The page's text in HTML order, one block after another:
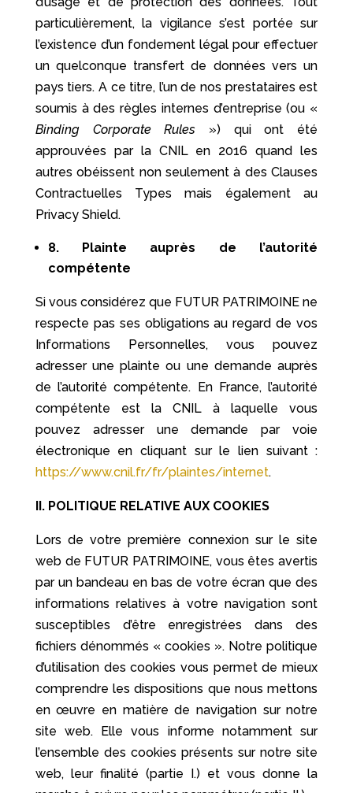
particulièrement, la vigilance s’est portée sur
l’existence d’un fondement légal pour effectuer
un quelconque transfert de données vers un
pays tiers. A ce titre, l’un de nos prestataires est
soumis à des règles internes d’entreprise (ou «
Binding Corporate Rules ») qui ont été
approuvées par la CNIL en 2016 quand les
autres obéissent non seulement à des Clauses
Contractuelles Types mais également au
Privacy Shield.
8. Plainte auprès de l’autorité
compétente
Si vous considérez que FUTUR PATRIMOINE ne
respecte pas ses obligations au regard de vos
Informations Personnelles, vous pouvez
adresser une plainte ou une demande auprès
de l’autorité compétente. En France, l’autorité
compétente est la CNIL à laquelle vous
pouvez adresser une demande par voie
électronique en cliquant sur le lien suivant :
https://www.cnil.fr/fr/plaintes/internet.
II. POLITIQUE RELATIVE AUX COOKIES
Lors de votre première connexion sur le site
web de FUTUR PATRIMOINE, vous êtes avertis
par un bandeau en bas de votre écran que des
informations relatives à votre navigation sont
susceptibles d’être enregistrées dans des
fichiers dénommés « cookies ». Notre politique
d’utilisation des cookies vous permet de mieux
comprendre les dispositions que nous mettons
en œuvre en matière de navigation sur notre
site web. Elle vous informe notamment sur
l’ensemble des cookies présents sur notre site
web, leur finalité (partie I.) et vous donne la